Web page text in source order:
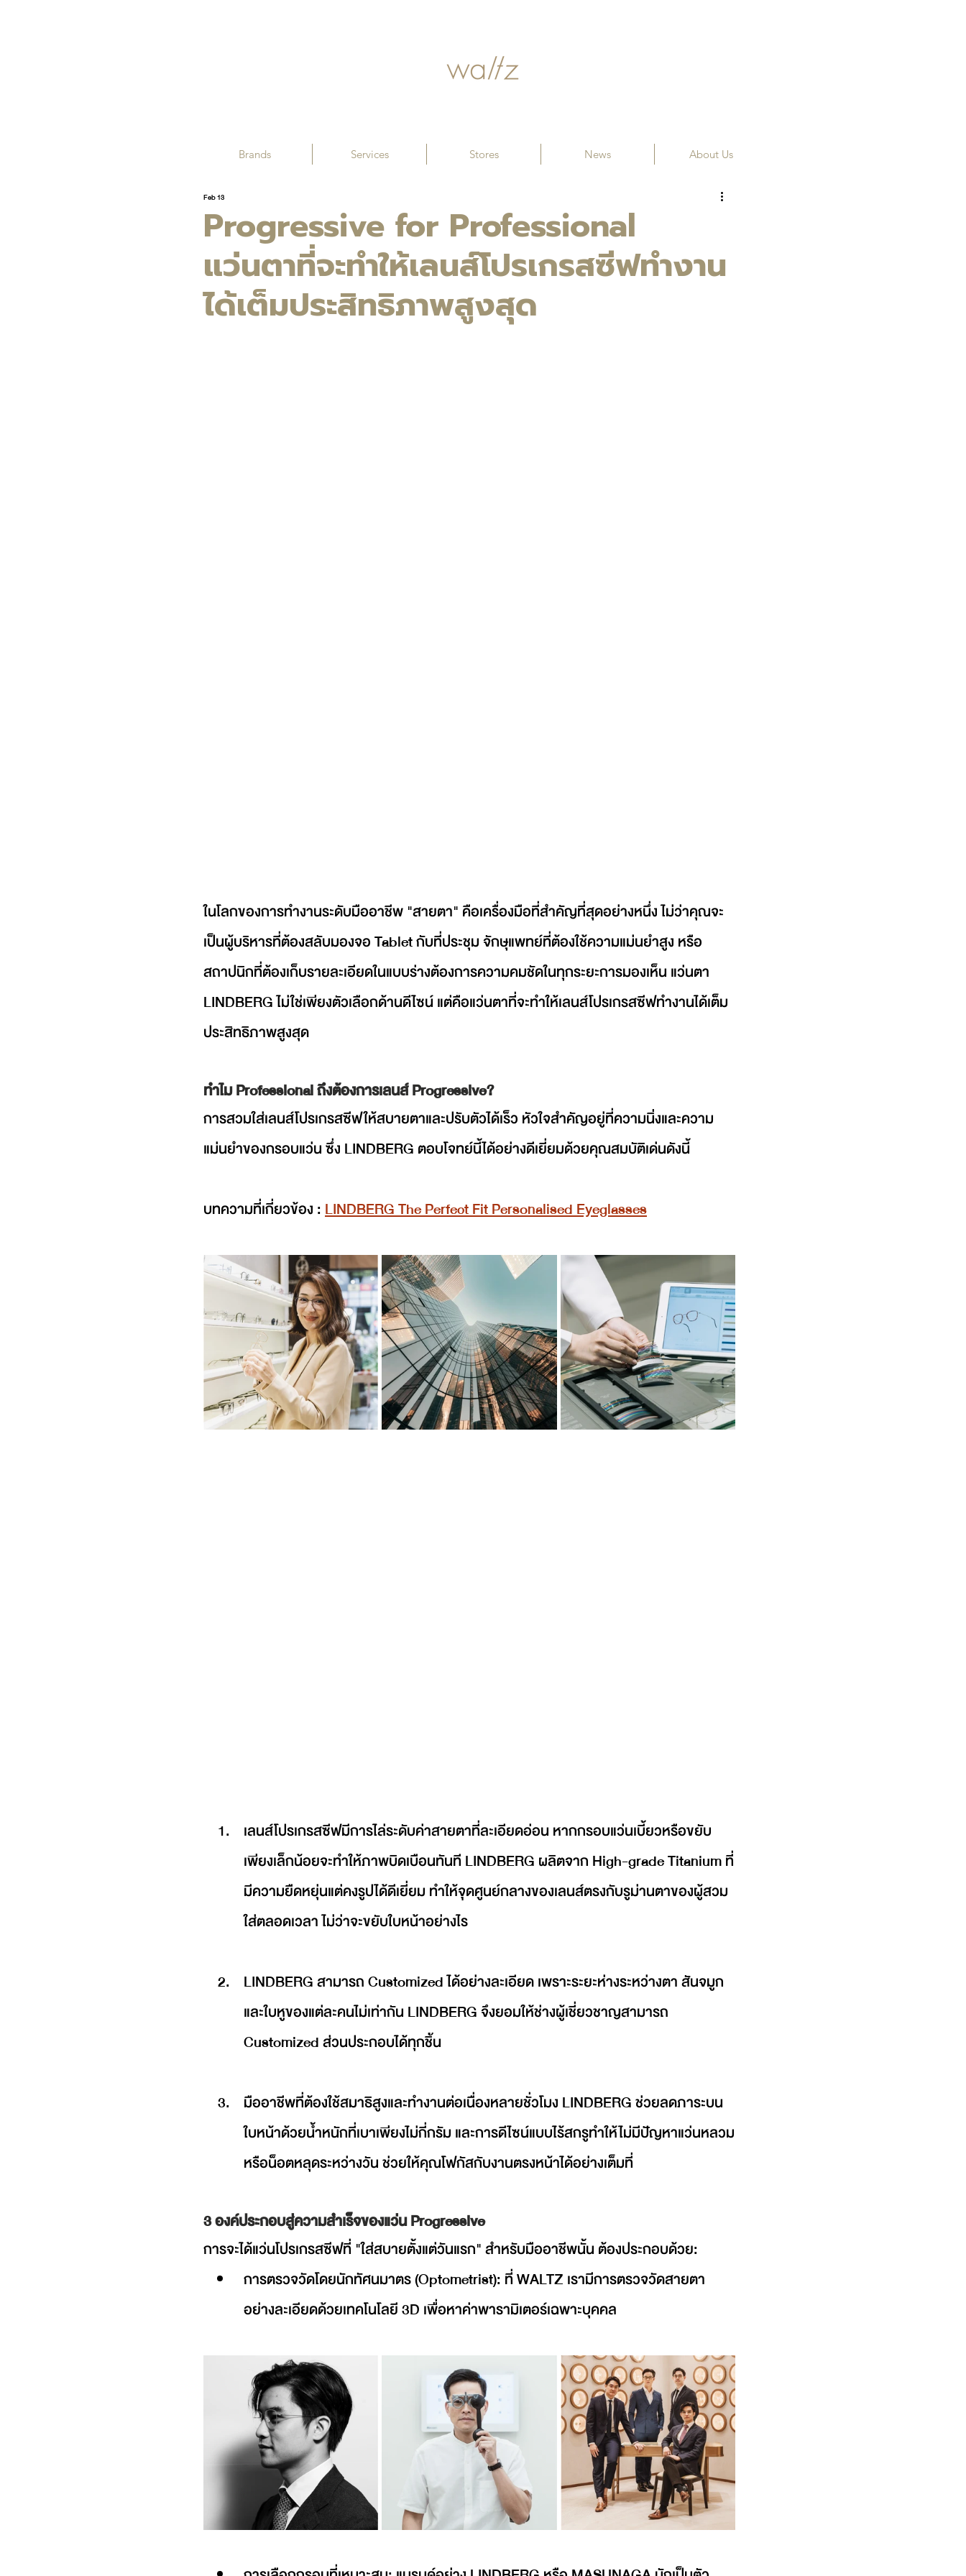
Progressive for Professional
แว่นตาที่จะทำให้เลนส์โปรเกรสซีฟทำงาน
ได้เต็มประสิทธิภาพสูงสุด
Feb 13
ในโลกของการทำงานระดับมืออาชีพ "สายตา" คือเครื่องมือที่สำคัญที่สุดอย่างหนึ่ง ไม่ว่าคุณจะ
เป็นผู้บริหารที่ต้องสลับมองจอ Tablet กับที่ประชุม จักษุแพทย์ที่ต้องใช้ความแม่นยำสูง หรือ
สถาปนิกที่ต้องเก็บรายละเอียดในแบบร่างต้องการความคมชัดในทุกระยะการมองเห็น แว่นตา
LINDBERG ไม่ใช่เพียงตัวเลือกด้านดีไซน์ แต่คือแว่นตาที่จะทำให้เลนส์โปรเกรสซีฟทำงานได้เต็ม
ประสิทธิภาพสูงสุด
ทำไม Professional ถึงต้องการเลนส์ Progressive?
การสวมใส่เลนส์โปรเกรสซีฟให้สบายตาและปรับตัวได้เร็ว หัวใจสำคัญอยู่ที่ความนิ่งและความ
แม่นยำของกรอบแว่น ซึ่ง LINDBERG ตอบโจทย์นี้ได้อย่างดีเยี่ยมด้วยคุณสมบัติเด่นดังนี้
บทความที่เกี่ยวข้อง : LINDBERG The Perfect Fit Personalised Eyeglasses
เลนส์โปรเกรสซีฟมีการไล่ระดับค่าสายตาที่ละเอียดอ่อน หากกรอบแว่นเบี้ยวหรือขยับ
เพียงเล็กน้อยจะทำให้ภาพบิดเบือนทันที LINDBERG ผลิตจาก High-grade Titanium ที่
มีความยืดหยุ่นแต่คงรูปได้ดีเยี่ยม ทำให้จุดศูนย์กลางของเลนส์ตรงกับรูม่านตาของผู้สวม
ใส่ตลอดเวลา ไม่ว่าจะขยับใบหน้าอย่างไร
LINDBERG สามารถ Customized ได้อย่างละเอียด เพราะระยะห่างระหว่างตา สันจมูก
และใบหูของแต่ละคนไม่เท่ากัน LINDBERG จึงยอมให้ช่างผู้เชี่ยวชาญสามารถ
Customized ส่วนประกอบได้ทุกชิ้น
มืออาชีพที่ต้องใช้สมาธิสูงและทำงานต่อเนื่องหลายชั่วโมง LINDBERG ช่วยลดภาระบน
ใบหน้าด้วยน้ำหนักที่เบาเพียงไม่กี่กรัม และการดีไซน์แบบไร้สกรูทำให้ไม่มีปัญหาแว่นหลวม
หรือน็อตหลุดระหว่างวัน ช่วยให้คุณโฟกัสกับงานตรงหน้าได้อย่างเต็มที่
3 องค์ประกอบสู่ความสำเร็จของแว่น Progressive
การจะได้แว่นโปรเกรสซีฟที่ "ใส่สบายตั้งแต่วันแรก" สำหรับมืออาชีพนั้น ต้องประกอบด้วย:
การตรวจวัดโดยนักทัศนมาตร (Optometrist): ที่ WALTZ เรามีการตรวจวัดสายตา
อย่างละเอียดด้วยเทคโนโลยี 3D เพื่อหาค่าพารามิเตอร์เฉพาะบุคคล
Brands Services Stores News About Us